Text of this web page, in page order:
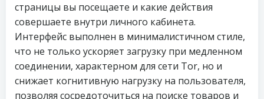
страницы вы посещаете и какие действия
совершаете внутри личного кабинета.
Интерфейс выполнен в минималистичном стиле,
что не только ускоряет загрузку при медленном
соединении, характерном для сети Tor, но и
снижает когнитивную нагрузку на пользователя,
позволяя сосредоточиться на поиске товаров и